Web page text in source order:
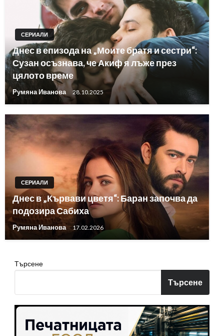
СЕРИАЛИ
Днес в епизода на „Моите братя и сестри“:
Сузан осъзнава, че Акиф я лъже през
цялото време
Румяна Иванова 28.10.2025
СЕРИАЛИ
Днес в „Кървави цветя“: Барaн започва да
подозира Сабиха
Румяна Иванова 17.02.2026
Търсене
Търсене